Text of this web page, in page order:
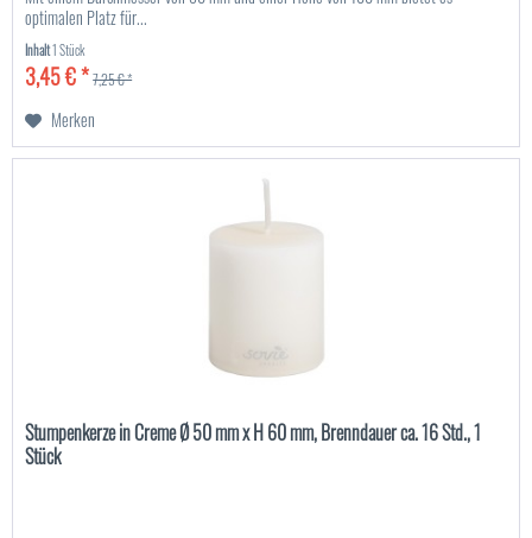
optimalen Platz für...
Inhalt1 Stück
3,45 € *7,25 € *
Merken
Stumpenkerze in Creme Ø 50 mm x H 60 mm, Brenndauer ca. 16 Std., 1
Stück